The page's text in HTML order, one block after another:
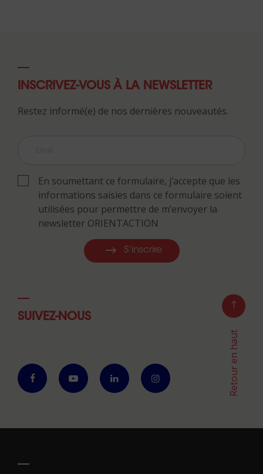
INSCRIVEZ-VOUS À LA NEWSLETTER
Restez informé(e) de nos dernières nouveautés.
En soumettant ce formulaire, j’accepte que les
informations saisies dans ce formulaire soient
utilisées pour permettre de m’envoyer la
newsletter ORIENTACTION
S'inscrire
SUIVEZ-NOUS
Retour en haut